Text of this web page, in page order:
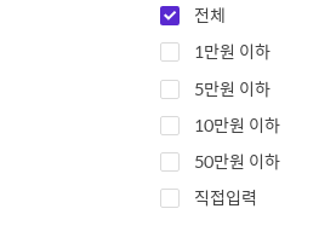
전체
1만원 이하
5만원 이하
10만원 이하
50만원 이하
직접입력